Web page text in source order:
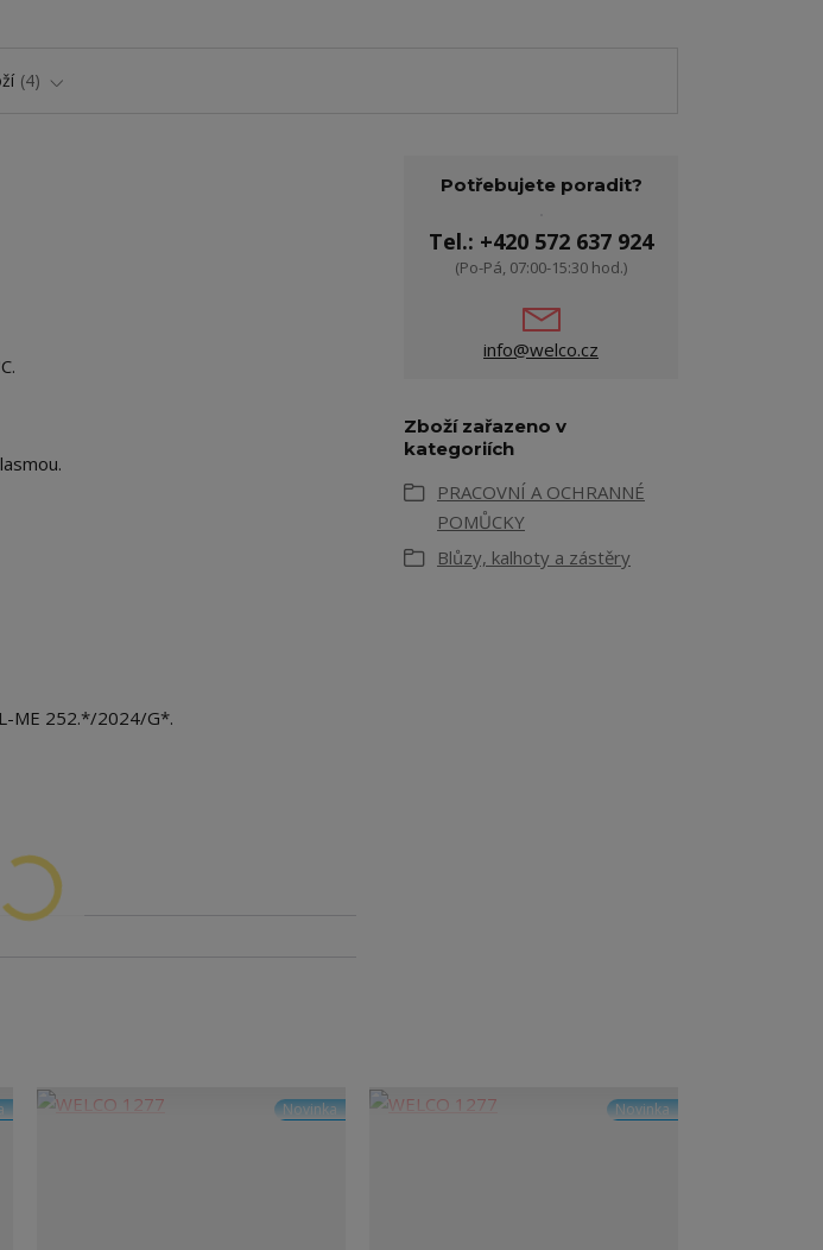
4
ME 252.*/2024/G*.
Potřebujete poradit?
Tel.: +420 572 637 924
(Po-Pá, 07:00-15:30 hod.)
info@welco.cz
Zboží zařazeno v
kategoriích
PRACOVNÍ A OCHRANNÉ
POMŮCKY
Blůzy, kalhoty a zástěry
Novinka Novinka